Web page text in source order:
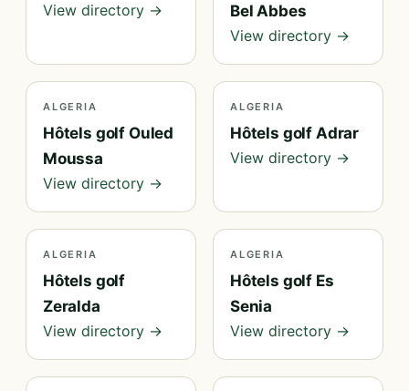
View directory →
Bel Abbes
View directory →
ALGERIA
Hôtels golf Ouled
Moussa
View directory →
ALGERIA
Hôtels golf Adrar
View directory →
ALGERIA
Hôtels golf
Zeralda
View directory →
ALGERIA
Hôtels golf Es
Senia
View directory →